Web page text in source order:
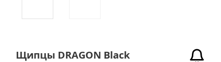
Щипцы DRAGON Black